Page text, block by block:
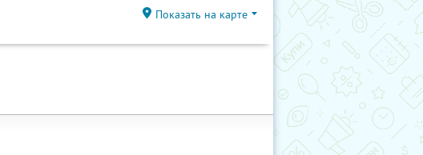
Показать на карте